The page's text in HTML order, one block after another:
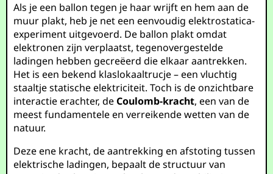
Als je een ballon tegen je haar wrijft en hem aan de
muur plakt, heb je net een eenvoudig elektrostatica-
experiment uitgevoerd. De ballon plakt omdat
elektronen zijn verplaatst, tegenovergestelde
ladingen hebben gecreëerd die elkaar aantrekken.
Het is een bekend klaslokaaltrucje – een vluchtig
staaltje statische elektriciteit. Toch is de onzichtbare
interactie erachter, deCoulomb-kracht, een van de
meest fundamentele en verreikende wetten van de
natuur.
Deze ene kracht, de aantrekking en afstoting tussen
elektrische ladingen, bepaalt de structuur van